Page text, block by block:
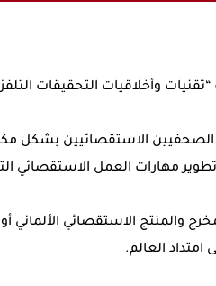
التحقيقات التلفزيونية”، استمرت 5 أيام
الاستقصائيين بشكل مكثف
مهارات العمل الاستقصائي
والمنتج الاستقصائي الألماني
العالم.